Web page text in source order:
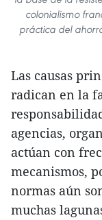
colonialismo
práctica del
Las causas
radican en la
agencias,
actúan con
mecanismos,
normas aún
muchas